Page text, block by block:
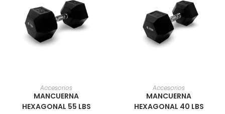
AÑADIR AL CARRITO
Accesorios
MANCUERNA
HEXAGONAL 55 LBS
AÑADIR AL CARRITO
Accesorios
MANCUERNA
HEXAGONAL 40 LBS